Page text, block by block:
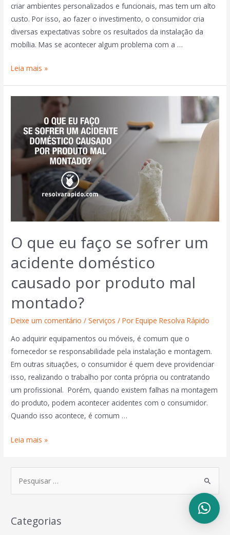
criar ambientes personalizados e funcionais, mas tem um alto
custo. Por isso, ao fazer o investimento, o consumidor cria
diversas expectativas sobre os resultados da instalação da
mobília. Mas se acontecer algum problema com a …
Leia mais »
O que eu faço se sofrer um
acidente doméstico
causado por produto mal
montado?
Deixe um comentário /Serviços / PorEquipe Resolva Rápido
Ao adquirir equipamentos ou móveis, é comum que o
fornecedor se responsabilidade pela instalação e montagem.
Em outras situações, o consumidor é quem deve providenciar
isso, realizando o trabalho por conta própria ou contratando
um profissional. Porém, quando existem falhas na montagem
do produto, podem acontecer acidentes com o consumidor.
Quando isso acontece, é comum …
Leia mais »
Categorias